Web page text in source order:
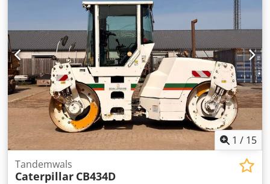
informatie Prijs: op aanvraag Meer informatie Neem
contact op met Ernst van Hek voor meer informatie.
1 / 15
Tandemwals
Caterpillar CB434D